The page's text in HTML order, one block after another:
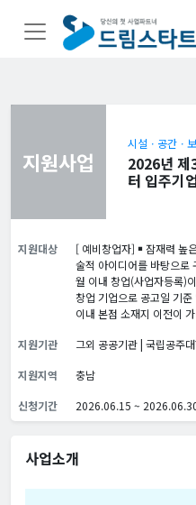
지원사업
시설ㆍ공간ㆍ
2026년 제
터 입주기
지원대상
[ 예비창업자] ￭ 잠재력 높
술적 아이디어를 바탕으로
월 이내 창업(사업자등록)
창업 기업으로 공고일 기
이내 본점 소재지 이전이
지원기관
그외 공공기관 | 국립공주
지원지역
충남
신청기간
2026.06.15 ~
사업소개